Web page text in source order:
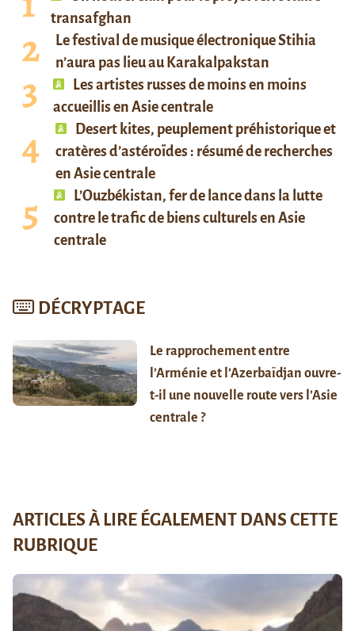
transafghan
Le festival de musique électronique Stihia
n’aura pas lieu au Karakalpakstan
Les artistes russes de moins en moins
accueillis en Asie centrale
Desert kites, peuplement préhistorique et
cratères d’astéroïdes : résumé de recherches
en Asie centrale
L’Ouzbékistan, fer de lance dans la lutte
contre le trafic de biens culturels en Asie
centrale
DÉCRYPTAGE
Le rapprochement entre
l’Arménie et l’Azerbaïdjan ouvre-
t-il une nouvelle route vers l’Asie
centrale ?
ARTICLES À LIRE ÉGALEMENT DANS CETTE
RUBRIQUE